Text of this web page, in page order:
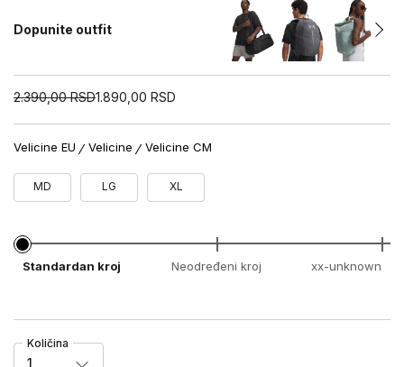
Dopunite outfit
2.390,00 RSD1.890,00 RSD
Velicine EU Velicine Velicine CM
MD LG XL
Standardan kroj Neodređeni kroj xx-unknown
Količina
1